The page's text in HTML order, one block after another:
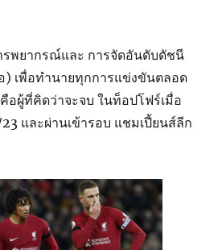
พยากรณ์และ การจัดอันดับดัชนี
) เพื่อทำนายทุกการแข่งขันตลอด
อผู้ที่คิดว่าจะจบ ในท็อปโฟร์เมื่อ
และผ่านเข้ารอบ แชมเปี้ยนส์ลีก